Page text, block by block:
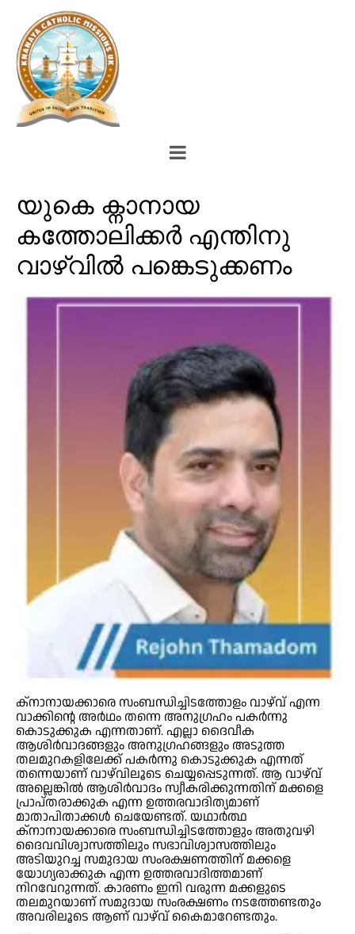
യുകെ ക്നാനായ
കത്തോലിക്കർ എന്തിനു
വാഴ്‌വിൽ പങ്കെടുക്കണം
ക്നാനായക്കാരെ സംബന്ധിച്ചിടത്തോളം വാഴ്‌വ് എന്ന
വാക്കിന്റെ അർഥം തന്നെ അനുഗ്രഹം പകർന്നു
കൊടുക്കുക എന്നതാണ്. എല്ലാ ദൈവീക
ആശിർവാദങ്ങളും അനുഗ്രഹങ്ങളും അടുത്ത
തലമുറകളിലേക്ക് പകർന്നു കൊടുക്കുക എന്നത്
തന്നെയാണ് വാഴ്‌വിലൂടെ ചെയ്യപ്പെടുന്നത്. ആ വാഴ്‌വ്
അല്ലെങ്കിൽ ആശിർവാദം സ്വീകരിക്കുന്നതിന് മക്കളെ
പ്രാപ്‌തരാക്കുക എന്ന ഉത്തരവാദിത്യമാണ്
മാതാപിതാക്കൾ ചെയേണ്ടത്. യഥാർത്ഥ
ക്നാനായക്കാരെ സംബന്ധിച്ചിടത്തോളും അതുവഴി
ദൈവവിശ്വാസത്തിലും സഭാവിശ്വാസത്തിലും
അടിയുറച്ച സമുദായ സംരക്ഷണത്തിന് മക്കളെ
യോഗ്യരാക്കുക എന്ന ഉത്തരവാദിത്തമാണ്
നിറവേറുന്നത്. കാരണം ഇനി വരുന്ന മക്കളുടെ
തലമുറയാണ് സമുദായ സംരക്ഷണം നടത്തേണ്ടതും
അവരിലൂടെ ആണ് വാഴ്‌വ് കൈമാറേണ്ടതും.